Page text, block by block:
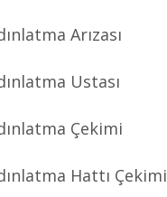
Arızası
Ustası
Çekimi
Hattı Çekimi